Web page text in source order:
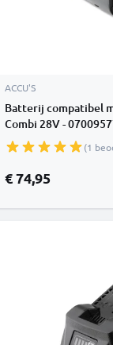
ACCU'S
Batterij compatibel
Combi 28V -
3Ah vervangende
energie
(1
€ 74,95